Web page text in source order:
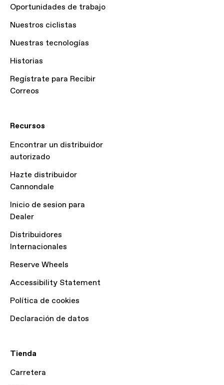
Oportunidades de trabajo
Nuestros ciclistas
Nuestras tecnologías
Historias
Regístrate para Recibir
Correos
Recursos
Encontrar un distribuidor
autorizado
Hazte distribuidor
Cannondale
Inicio de sesion para
Dealer
Distribuidores
Internacionales
Reserve Wheels
Accessibility Statement
Política de cookies
Declaración de datos
Tienda
Carretera